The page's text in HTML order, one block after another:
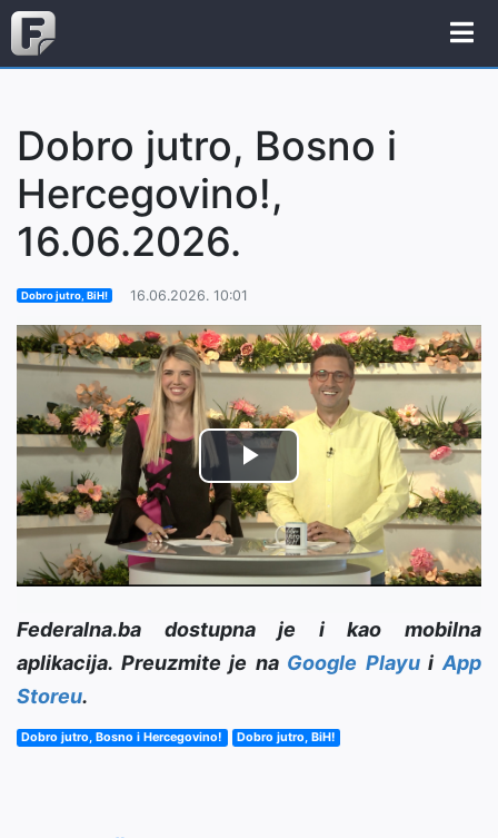
Dobro jutro, Bosno i
Hercegovino!,
16.06.2026.
Dobro jutro, BiH! 16.06.2026. 10:01
Play
Video
Federalna.ba dostupna je i kao mobilna
aplikacija. Preuzmite je na Google PlayuiApp
Storeu.
Dobro jutro, Bosno i Hercegovino! Dobro jutro, BiH!